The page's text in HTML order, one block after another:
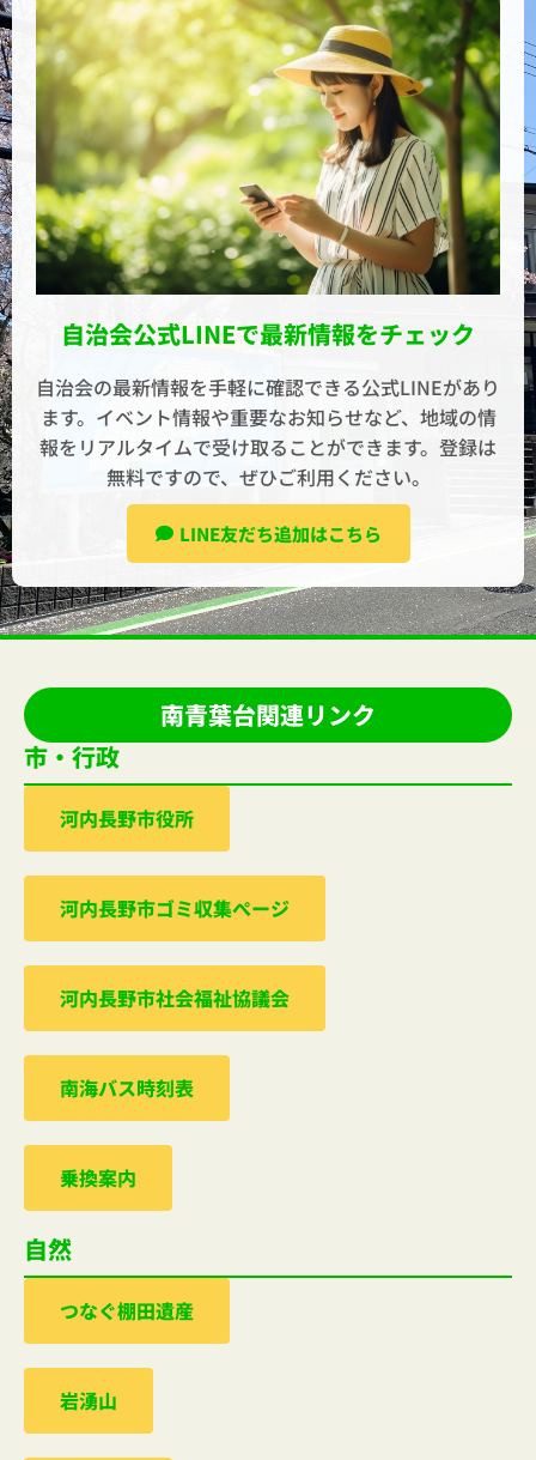
自治会公式LINEで最新情報をチェック
自治会の最新情報を手軽に確認できる公式LINEがあり
ます。イベント情報や重要なお知らせなど、地域の情
報をリアルタイムで受け取ることができます。登録は
無料ですので、ぜひご利用ください。
LINE友だち追加はこちら
南青葉台関連リンク
市・行政
河内⻑野市役所
河内⻑野市ゴミ収集ぺージ
河内⻑野市社会福祉協議会
南海バス時刻表
乗換案内
自然
つなぐ棚田遺産
岩湧山